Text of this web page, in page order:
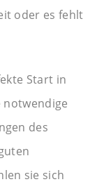
oder es fehlt
Start in
notwendige
des
sie sich